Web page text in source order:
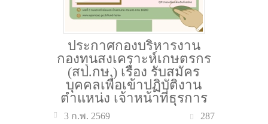
ประกาศกองบริหารงาน
กองทุนสงเคราะห์เกษตรกร
(สป.กษ.) เรื่อง รับสมัคร
บุคคลเพื่อเข้าปฏิบัติงาน
ตำแหน่ง เจ้าหน้าที่ธุรการ
3 ก.พ. 2569 287